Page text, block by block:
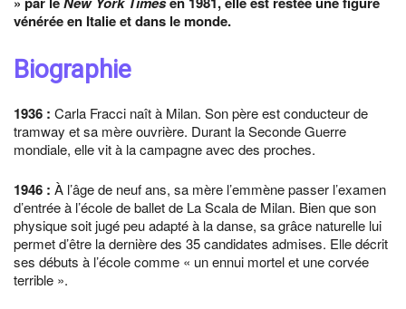
vénérée en Italie et dans le monde.
Biographie
1936 : Carla Fracci naît à Milan. Son père est conducteur de
tramway et sa mère ouvrière. Durant la Seconde Guerre
mondiale, elle vit à la campagne avec des proches.
1946 : À l’âge de neuf ans, sa mère l’emmène passer l’examen
d’entrée à l’école de ballet de La Scala de Milan. Bien que son
physique soit jugé peu adapté à la danse, sa grâce naturelle lui
permet d’être la dernière des 35 candidates admises. Elle décrit
ses débuts à l’école comme « un ennui mortel et une corvée
terrible ».